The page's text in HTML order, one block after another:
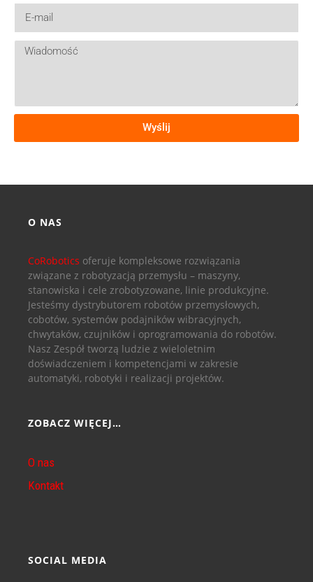
Wyślij
O NAS
CoRobotics oferuje kompleksowe rozwiązania
związane z robotyzacją przemysłu – maszyny,
stanowiska i cele zrobotyzowane, linie produkcyjne.
Jesteśmy dystrybutorem robotów przemysłowych,
cobotów, systemów podajników wibracyjnych,
chwytaków, czujników i oprogramowania do robotów.
Nasz Zespół tworzą ludzie z wieloletnim
doświadczeniem i kompetencjami w zakresie
automatyki, robotyki i realizacji projektów.
ZOBACZ WIĘCEJ…
O nas
Kontakt
SOCIAL MEDIA